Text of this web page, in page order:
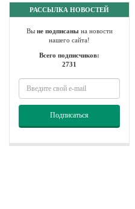
РАССЫЛКА НОВОСТЕЙ
Вы не подписанына новости
нашего сайта!
Всего подписчиков:
2731
Подписаться